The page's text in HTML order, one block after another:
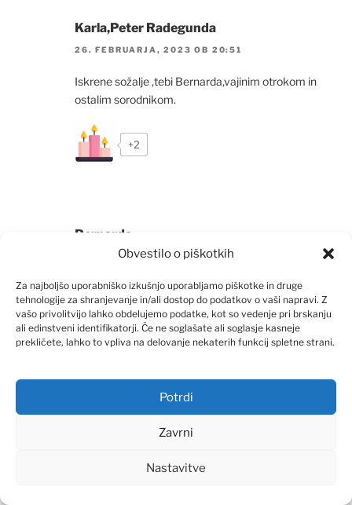
Obvestilo o piškotkih
Za najboljšo uporabniško izkušnjo uporabljamo piškotke in druge
tehnologije za shranjevanje in/ali dostop do podatkov o vaši napravi. Z
vašo privolitvijo lahko obdelujemo podatke, kot so vedenje pri brskanju
ali edinstveni identifikatorji. Če ne soglašate ali soglasje kasneje
prekličete, lahko to vpliva na delovanje nekaterih funkcij spletne strani.
Potrdi
Zavrni
Nastavitve
Karla,Peter Radegunda
26. FEBRUARJA, 2023 OB 20:51
Iskrene sožalje ,tebi Bernarda,vajinim otrokom in
ostalim sorodnikom.
+2
Bernarda
26. FEBRUARJA, 2023 OB 21:20
Hvala
+1
Rad si imel ljudi okrog sebe,